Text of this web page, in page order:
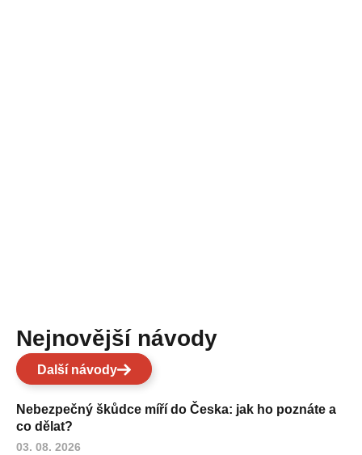
Nejnovější návody
Další návody
Nebezpečný škůdce míří do Česka: jak ho poznáte a
co dělat?
03. 08. 2026